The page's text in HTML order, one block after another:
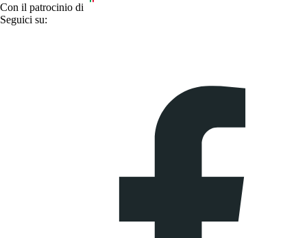
Con il patrocinio di
Seguici su: